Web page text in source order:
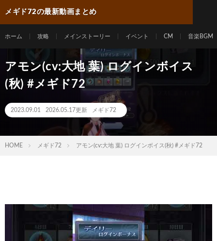
メギド72の最新動画まとめ
ホーム 攻略 メインストーリー イベント CM 音楽BGM
アモン(cv:大地 葉) ログインボイス
(秋) #メギド72
2023.09.01 2026.05.17更新 メギド72
HOME メギド72 アモン(cv:大地 葉) ログインボイス(秋) #メギド72